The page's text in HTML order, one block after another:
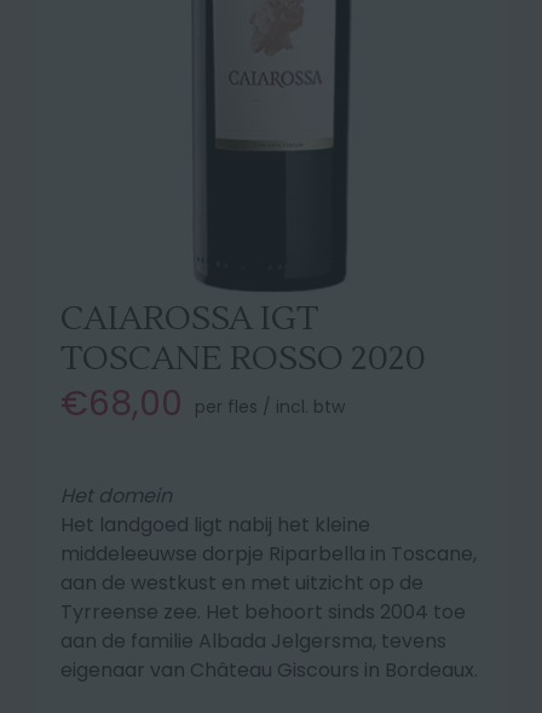
CAIAROSSA IGT
TOSCANE ROSSO 2020
€68,00 per fles / incl. btw
Het domein
Het landgoed ligt nabij het kleine
middeleeuwse dorpje Riparbella in Toscane,
aan de westkust en met uitzicht op de
Tyrreense zee. Het behoort sinds 2004 toe
aan de familie Albada Jelgersma, tevens
eigenaar van Château Giscours in Bordeaux.